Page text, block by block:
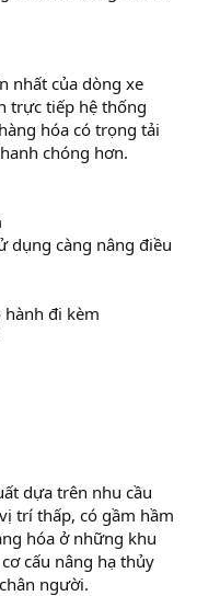
nhất của dòng xe
trực tiếp hệ thống
hóa có trọng tải
chóng hơn.
dụng càng nâng điều
đi kèm
dựa trên nhu cầu
trí thấp, có gầm hầm
hóa ở những khu
cấu nâng hạ thủy
người.